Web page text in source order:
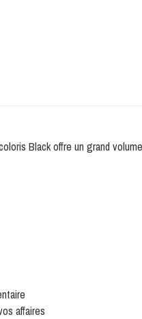
Black offre un grand
affaires